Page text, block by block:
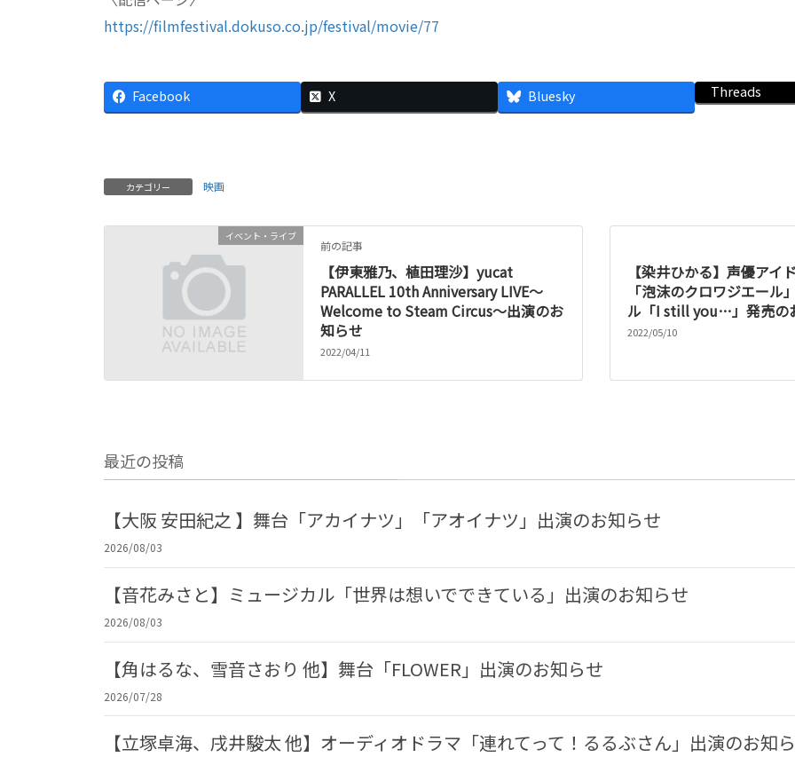
https://filmfestival.dokuso.co.jp/festival/movie/77
Facebook X Bluesky Threads
カテゴリー 映画
イベント・ライブ
前の記事
【伊東雅乃、植田理沙】yucat
PARALLEL 10th Anniversary LIVE〜
Welcome to Steam Circus〜出演のお
知らせ
2022/04/11
【染井ひかる】声優アイ
「泡沫のクロワジエール
ル「I still you…」発売の
2022/05/10
最近の投稿
【大阪 安田紀之 】舞台「アカイナツ」「アオイナツ」出演のお知らせ
2026/08/03
【音花みさと】ミュージカル「世界は想いでできている」出演のお知らせ
2026/08/03
【角はるな、雪音さおり 他】舞台「FLOWER」出演のお知らせ
2026/07/28
【立塚卓海、戌井駿太 他】オーディオドラマ「連れてって！るるぶさん」出演のお知